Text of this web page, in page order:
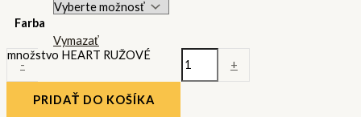
Farba
Vymazať
-
množstvo HEART RUŽOVÉ
+
PRIDAŤ DO KOŠÍKA